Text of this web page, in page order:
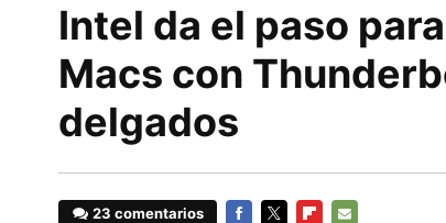
Intel da el paso
Macs con
delgados
23 comentarios